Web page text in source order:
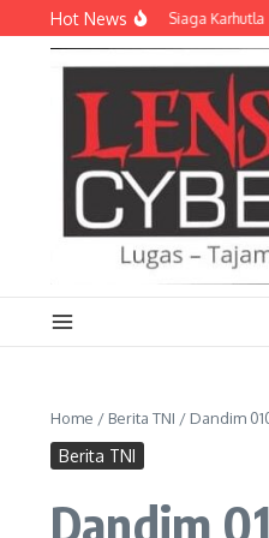
Lewati ke konten
Hot News
dan Relawan Siaga Karhutla
Home / Berita TNI / Dandim
Berita TNI
Dandim